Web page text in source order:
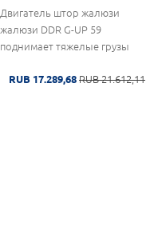
Двигатель штор жалюзи
жалюзи DDR G-UP 59
поднимает тяжелые грузы
RUB 17.289,68 RUB 21.612,11